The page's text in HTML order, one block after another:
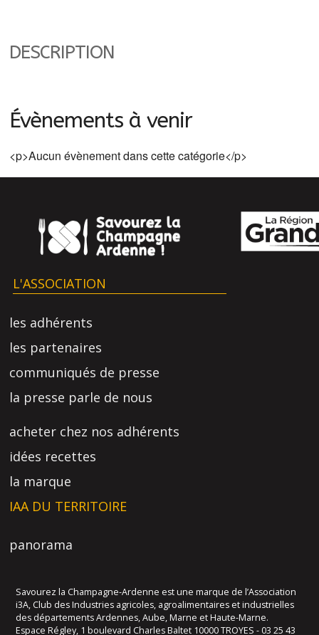
DESCRIPTION
Évènements à venir
<p>Aucun évènement dans cette catégorie</p>
L'ASSOCIATION
les adhérents
les partenaires
communiqués de presse
la presse parle de nous
acheter chez nos adhérents
idées recettes
la marque
IAA DU TERRITOIRE
panorama
Savourez la Champagne-Ardenne est une marque de l’Association
i3A, Club des Industries agricoles, agroalimentaires et industrielles
des départements Ardennes, Aube, Marne et Haute-Marne.
Espace Régley, 1 boulevard Charles Baltet 10000 TROYES - 03 25 43